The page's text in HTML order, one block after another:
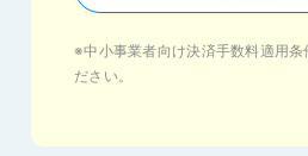
※中小事業者向け決済手数料適用条
ださい。